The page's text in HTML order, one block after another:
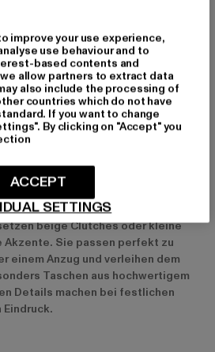
Anlässe
die perfekte Wahl, da sie
wirken. Eine klassische Tote Bag
alle wichtigen Utensilien und verleiht
professionellen Touch. Für den
oder Shopper in Beige ideal, da
Events
beige Clutches oder kleine
Sie passen perfekt zu
einem Anzug und verleihen dem
Taschen aus hochwertigem
Details machen bei festlichen
improve your use experience,
use behaviour and to
based contents and
allow partners to extract data
also include the processing of
countries which do not have
If you want to change
By clicking on "Accept" you
SETTINGS
ACCEPT